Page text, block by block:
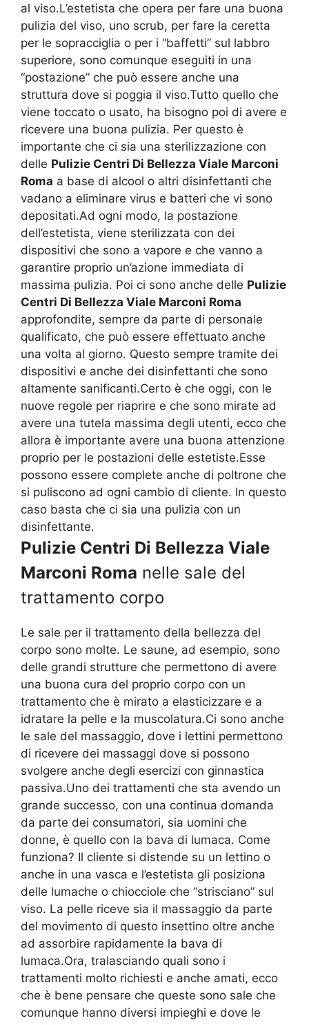
al viso.L’estetista che opera per fare una buona
pulizia del viso, uno scrub, per fare la ceretta
per le sopracciglia o per i “baffetti” sul labbro
superiore, sono comunque eseguiti in una
“postazione” che può essere anche una
struttura dove si poggia il viso.Tutto quello che
viene toccato o usato, ha bisogno poi di avere e
ricevere una buona pulizia. Per questo è
importante che ci sia una sterilizzazione con
delle Pulizie Centri Di Bellezza Viale Marconi
Roma a base di alcool o altri disinfettanti che
vadano a eliminare virus e batteri che vi sono
depositati.Ad ogni modo, la postazione
dell’estetista, viene sterilizzata con dei
dispositivi che sono a vapore e che vanno a
garantire proprio un’azione immediata di
massima pulizia. Poi ci sono anche delle Pulizie
Centri Di Bellezza Viale Marconi Roma
approfondite, sempre da parte di personale
qualificato, che può essere effettuato anche
una volta al giorno. Questo sempre tramite dei
dispositivi e anche dei disinfettanti che sono
altamente sanificanti.Certo è che oggi, con le
nuove regole per riaprire e che sono mirate ad
avere una tutela massima degli utenti, ecco che
allora è importante avere una buona attenzione
proprio per le postazioni delle estetiste.Esse
possono essere complete anche di poltrone che
si puliscono ad ogni cambio di cliente. In questo
caso basta che ci sia una pulizia con un
disinfettante.
Pulizie Centri Di Bellezza Viale
Marconi Roma nelle sale del
trattamento corpo
Le sale per il trattamento della bellezza del
corpo sono molte. Le saune, ad esempio, sono
delle grandi strutture che permettono di avere
una buona cura del proprio corpo con un
trattamento che è mirato a elasticizzare e a
idratare la pelle e la muscolatura.Ci sono anche
le sale del massaggio, dove i lettini permettono
di ricevere dei massaggi dove si possono
svolgere anche degli esercizi con ginnastica
passiva.Uno dei trattamenti che sta avendo un
grande successo, con una continua domanda
da parte dei consumatori, sia uomini che
donne, è quello con la bava di lumaca. Come
funziona? Il cliente si distende su un lettino o
anche in una vasca e l’estetista gli posiziona
delle lumache o chiocciole che “strisciano” sul
viso. La pelle riceve sia il massaggio da parte
del movimento di questo insettino oltre anche
ad assorbire rapidamente la bava di
lumaca.Ora, tralasciando quali sono i
trattamenti molto richiesti e anche amati, ecco
che è bene pensare che queste sono sale che
comunque hanno diversi impieghi e dove le